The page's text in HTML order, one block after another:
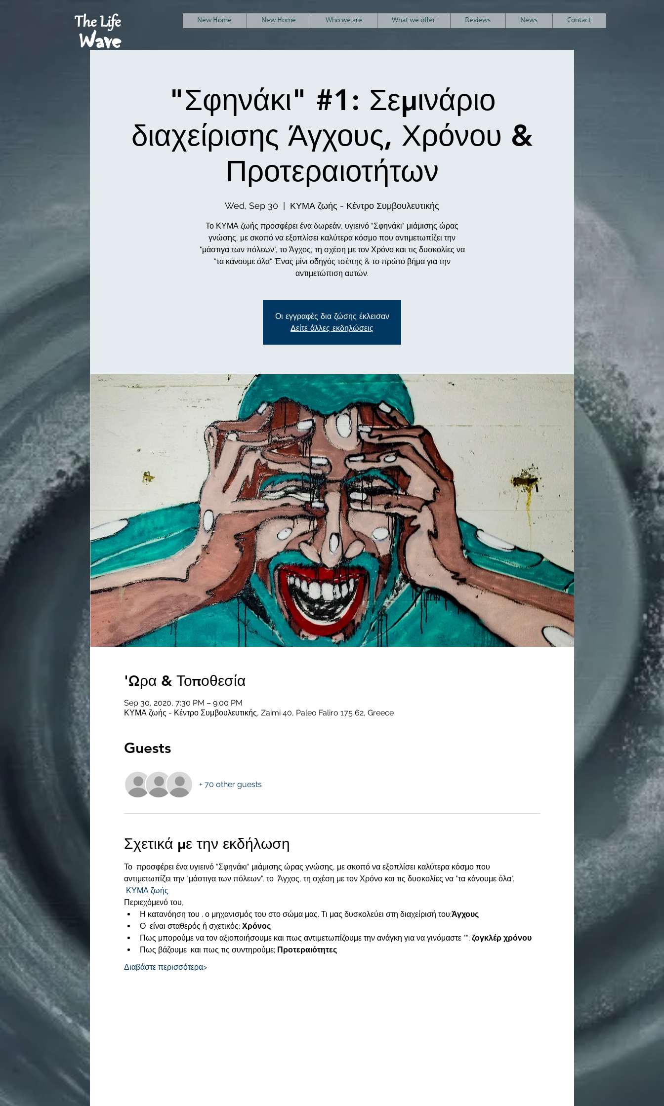
The Life
Wave
New Home New Home Who we are What we offer Reviews News Contact
"Σφηνάκι" #1: Σεμινάριο
διαχείρισης Άγχους, Χρόνου &
Προτεραιοτήτων
Wed, Sep 30 ΚΥΜΑ ζωής - Κέντρο Συμβουλευτικής
Το ΚΥΜΑ ζωής προσφέρει ένα δωρεάν, υγιεινό "Σφηνάκι" μιάμισης ώρας
γνώσης, με σκοπό να εξοπλίσει καλύτερα κόσμο που αντιμετωπίζει την
"μάστιγα των πόλεων", το Άγχος, τη σχέση με τον Χρόνο και τις δυσκολίες να
"τα κάνουμε όλα". Ένας μίνι οδηγός τσέπης & το πρώτο βήμα για την
αντιμετώπιση αυτών.
Οι εγγραφές δια ζώσης έκλεισαν
Δείτε άλλες εκδηλώσεις
'Ωρα & Τοποθεσία
Sep 30, 2020, 7:30 PM – 9:00 PM
ΚΥΜΑ ζωής - Κέντρο Συμβουλευτικής, Zaimi 40, Paleo Faliro 175 62, Greece
Guests
+ 70 other guests
Σχετικά με την εκδήλωση
Το προσφέρει ένα υγιεινό "Σφηνάκι" μιάμισης ώρας γνώσης, με σκοπό να εξοπλίσει καλύτερα κόσμο που
αντιμετωπίζει την "μάστιγα των πόλεων", το  Άγχος, τη σχέση με τον Χρόνο και τις δυσκολίες να "τα κάνουμε όλα".
ΚΥΜΑ ζωής
Περιεχόμενό του,
Η κατανόηση του . ο μηχανισμός του στο σώμα μας. Τι μας δυσκολεύει στη διαχείρισή του;Άγχους
Ο είναι σταθερός ή σχετικός; Χρόνος
Πως μπορούμε να τον αξιοποιήσουμε και πως αντιμετωπίζουμε την ανάγκη για να γινόμαστε ""; ζογκλέρ χρόνου
Πως βάζουμε και πως τις συντηρούμε; Προτεραιότητες
Διαβάστε περισσότερα>